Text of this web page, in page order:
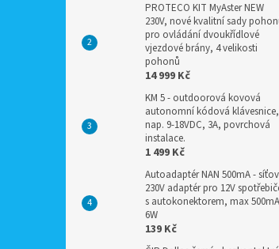
PROTECO KIT MyAster NEW
230V, nové kvalitní sady
pro ovládání dvoukřídlové
vjezdové brány, 4 velikosti
pohonů
14 999 Kč
KM 5 - outdoorová kovová
autonomní kódová klávesnice,
nap. 9-18VDC, 3A, povrchová
instalace.
1 499 Kč
Autoadaptér NAN 500mA -
230V adaptér pro 12V
s autokonektorem, max
6W
139 Kč